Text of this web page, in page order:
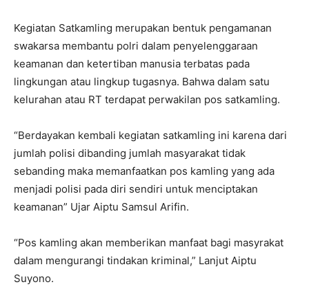
Kegiatan Satkamling merupakan bentuk pengamanan
swakarsa membantu polri dalam penyelenggaraan
keamanan dan ketertiban manusia terbatas pada
lingkungan atau lingkup tugasnya. Bahwa dalam satu
kelurahan atau RT terdapat perwakilan pos satkamling.
“Berdayakan kembali kegiatan satkamling ini karena dari
jumlah polisi dibanding jumlah masyarakat tidak
sebanding maka memanfaatkan pos kamling yang ada
menjadi polisi pada diri sendiri untuk menciptakan
keamanan” Ujar Aiptu Samsul Arifin.
“Pos kamling akan memberikan manfaat bagi masyrakat
dalam mengurangi tindakan kriminal,” Lanjut Aiptu
Suyono.